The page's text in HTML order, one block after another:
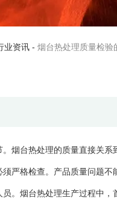
业资讯 - 烟台热处理质量检验
。烟台热处理的质量直接关
严格检查。产品质量问题
。烟台热处理生产过程中